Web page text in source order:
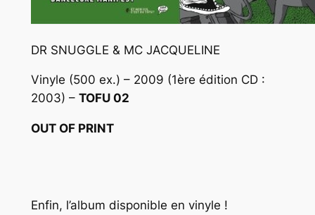
DR SNUGGLE & MC JACQUELINE
Vinyle (500 ex.) – 2009 (1ère édition CD :
2003) – TOFU 02
OUT OF PRINT
Enfin, l’album disponible en vinyle !